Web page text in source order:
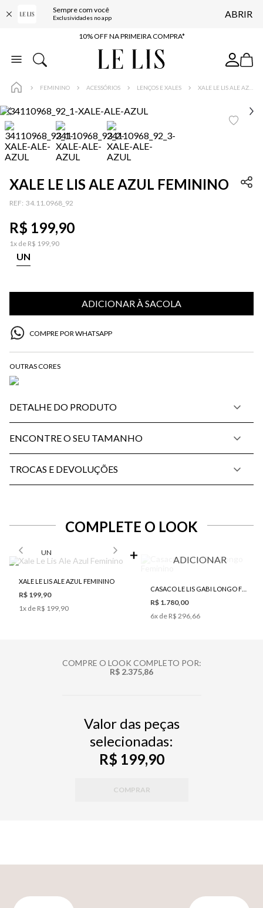
Sempre com você
Exclusividades no app ABRIR
BAIXE O APP
10% OFF NA PRIMEIRA COMPRA*
COMPRE ONLINE E RETIRE EM LOJA*
BAIXE O APP
10% OFF NA PRIMEIRA COMPRA*
FEMININO ACESSÓRIOS LENÇOS E XALES
XALE LE LIS ALE AZUL FEMININO
: 34.11.0968_92
R$ 199,90
1x de R$ 199,90
UN
ADICIONAR À SACOLA
COMPRE POR WHATSAPP
DETALHE DO PRODUTO
ENCONTRE O SEU TAMANHO
TROCAS E DEVOLUÇÕES
COMPLETE O LOOK
UN
XALE LE LIS ALE AZUL FEMININO
R$ 199,90
1x de R$ 199,90
ADICIONAR
R$ 1.780,00
6x de R$ 296,66
COMPRE O LOOK COMPLETO POR:
R$ 2.375,86
Valor das peças
selecionadas:
R$ 199,90
COMPRAR